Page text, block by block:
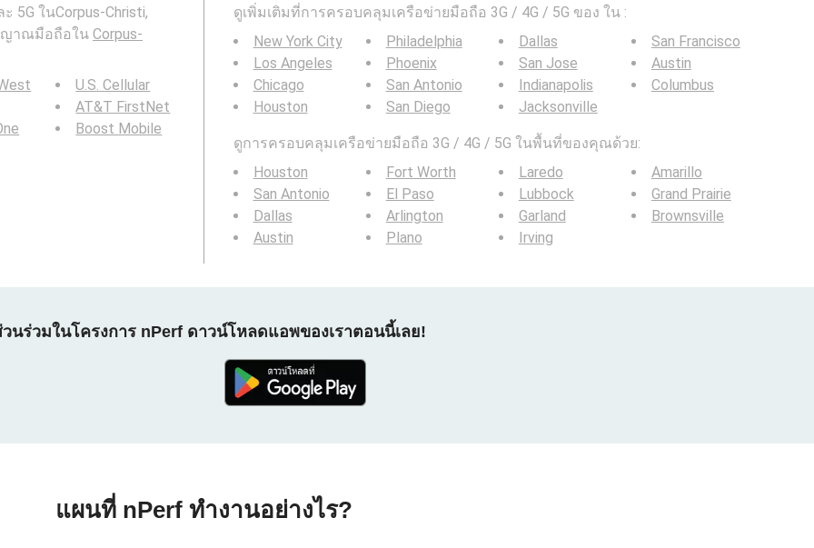
5G ในCorpus-Christi,
ญาณมือถือใน Corpus-
U.S. Cellular
AT&T FirstNet
Boost Mobile
ดูเพิ่มเติมที่การครอบคลุมเครือข่ายมือถือ 3G / 4G / 5G ของ ใน :
New York City
Los Angeles
Chicago
Houston
Philadelphia
Phoenix
San Antonio
San Diego
Dallas
San Jose
Indianapolis
Jacksonville
San Francisco
Austin
Columbus
ดูการครอบคลุมเครือข่ายมือถือ 3G / 4G / 5G ในพื้นที่ของคุณด้วย:
Houston
San Antonio
Dallas
Austin
Fort Worth
El Paso
Arlington
Plano
Laredo
Lubbock
Garland
Irving
Amarillo
Grand Prairie
Brownsville
นร่วมในโครงการ nPerf ดาวน์โหลดแอพของเราตอนนี้เลย!
แผนที่ nPerf ทำงานอย่างไร?